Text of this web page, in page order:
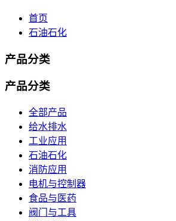
首页
石油石化
产品分类
产品分类
全部产品
给水排水
工业应用
石油石化
消防应用
电机与控制器
食品与医药
阀门与工具